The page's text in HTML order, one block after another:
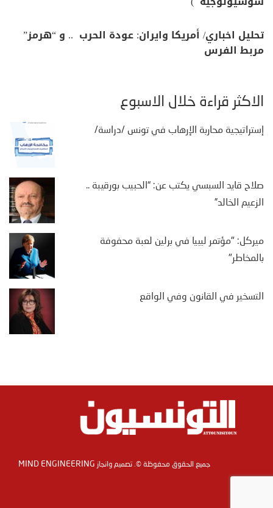
تحليل اخباري/ أمريكا وايران: عودة الحرب .. و “هرمز”
مربط الفرس
الأكثر قراءة خلال الأسبوع
إستراتيجية محاربة الإرهاب في تونس /دراسة/
صلاح قايد السبسي يكتب عن: “الحبيب بورقيبة ..
الزعيم الخالد”
ميركل: "مؤتمر ليبيا في برلين لعبة محفوفة
بالمخاطر"
التسخير في القانون وفي الواقع
جميع الحقوق محفوظة ©. تصميم وانجاز MIND ENGINEERING